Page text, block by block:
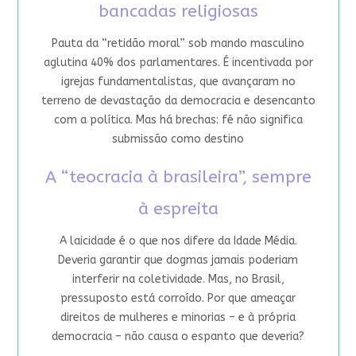
bancadas religiosas
Pauta da “retidão moral” sob mando masculino
aglutina 40% dos parlamentares. É incentivada por
igrejas fundamentalistas, que avançaram no
terreno de devastação da democracia e desencanto
com a política. Mas há brechas: fé não significa
submissão como destino
A “teocracia à brasileira”, sempre
à espreita
A laicidade é o que nos difere da Idade Média.
Deveria garantir que dogmas jamais poderiam
interferir na coletividade. Mas, no Brasil,
pressuposto está corroído. Por que ameaçar
direitos de mulheres e minorias – e à própria
democracia – não causa o espanto que deveria?